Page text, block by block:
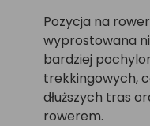
Pozycja na
wyprostowana
bardziej
trekkingowych,
dłuższych tras
rowerem.